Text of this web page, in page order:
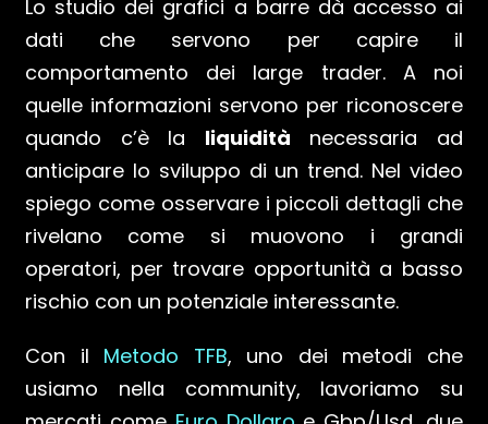
Lo studio dei grafici a barre dà accesso ai
dati che servono per capire il
comportamento dei large trader. A noi
quelle informazioni servono per riconoscere
quando c’è la liquidità necessaria ad
anticipare lo sviluppo di un trend. Nel video
spiego come osservare i piccoli dettagli che
rivelano come si muovono i grandi
operatori, per trovare opportunità a basso
rischio con un potenziale interessante.
Con il Metodo TFB, uno dei metodi che
usiamo nella community, lavoriamo su